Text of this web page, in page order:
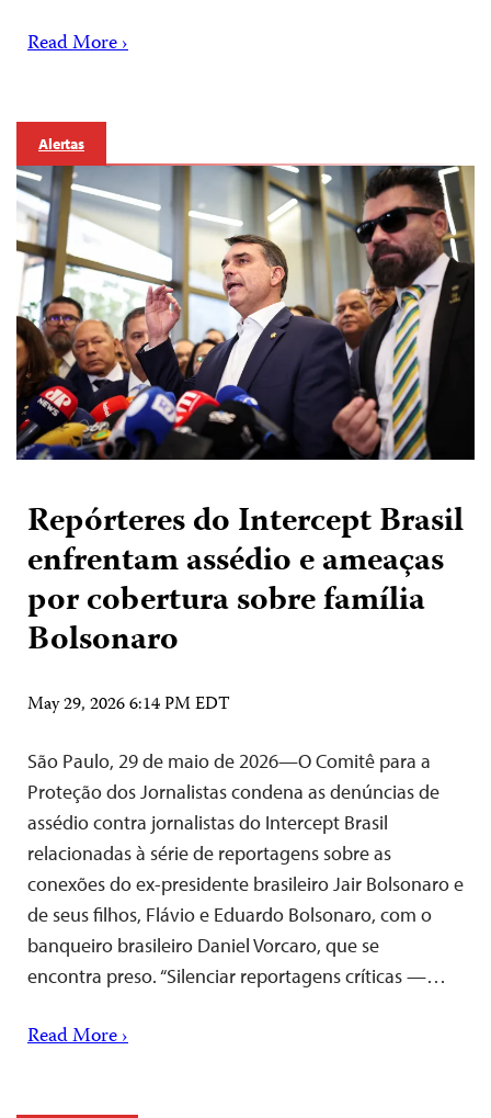
Read More ›
Alertas
Repórteres do Intercept Brasil
enfrentam assédio e ameaças
por cobertura sobre família
Bolsonaro
May 29, 2026 6:14 PM EDT
São Paulo, 29 de maio de 2026—O Comitê para a
Proteção dos Jornalistas condena as denúncias de
assédio contra jornalistas do Intercept Brasil
relacionadas à série de reportagens sobre as
conexões do ex-presidente brasileiro Jair Bolsonaro e
de seus filhos, Flávio e Eduardo Bolsonaro, com o
banqueiro brasileiro Daniel Vorcaro, que se
encontra preso. “Silenciar reportagens críticas —…
Read More ›